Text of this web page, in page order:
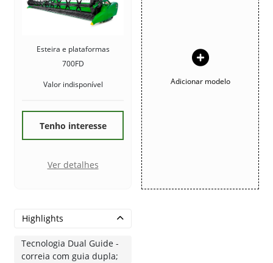
Esteira e plataformas
700FD
Valor indisponível
Tenho interesse
Ver detalhes
Adicionar modelo
Highlights
Tecnologia Dual Guide -
correia com guia dupla;